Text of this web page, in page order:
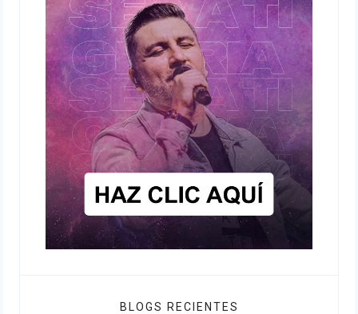
BLOGS RECIENTES